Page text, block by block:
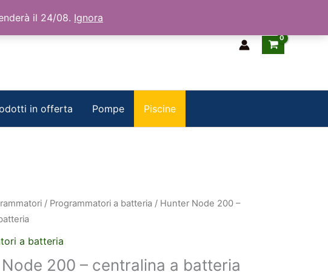
il 24/08. Ignora
in offerta Pompe Piscine
/ Programmatori a batteria / Hunter Node 200 –
a batteria
200 – centralina a batteria